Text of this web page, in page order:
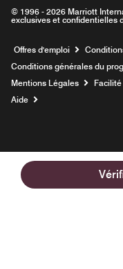
© 1996 - 2026 Marriott
exclusives et confidentielles
Offres d'emploi Ouvre
Conditions générales du
Mentions Légales
Facilité
Aide